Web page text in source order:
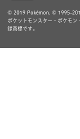
© 2019 Pokémon. © 1995-
ポケットモンスター・ポケモ
録商標です。